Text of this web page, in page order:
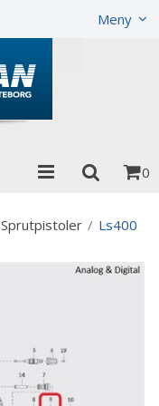
Meny
0
Sprutpistoler / Ls400